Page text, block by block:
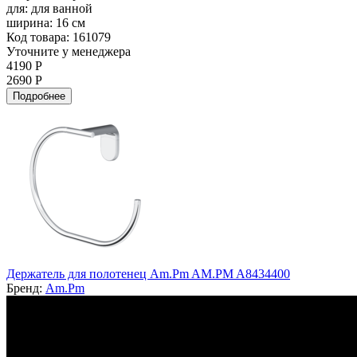
для: для ванной
ширина: 16 см
Код товара: 161079
Уточните у менеджера
4190 Р
2690 Р
Подробнее
Держатель для полотенец Am.Pm AM.PM A8434400
Бренд: Am.Pm